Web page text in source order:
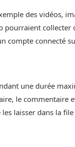
des vidéos,
compte connecté
une durée
le
laisser dans la